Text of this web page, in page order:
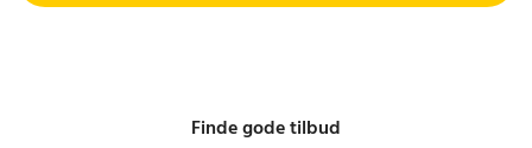
Finde gode tilbud